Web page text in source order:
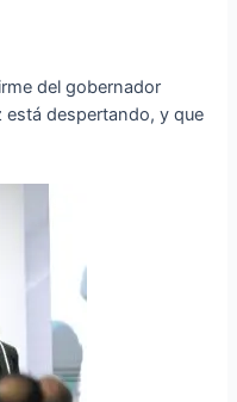
del gobernador
está despertando, y que